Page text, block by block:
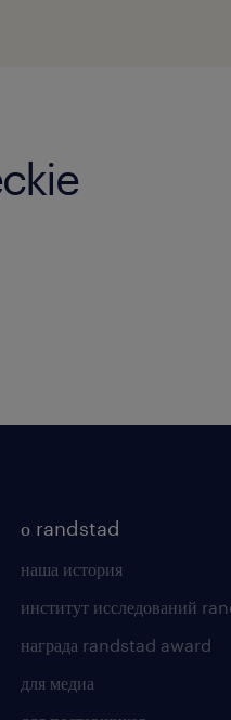
о randstad
наша история
институт исследований
награда randstad award
для медиа